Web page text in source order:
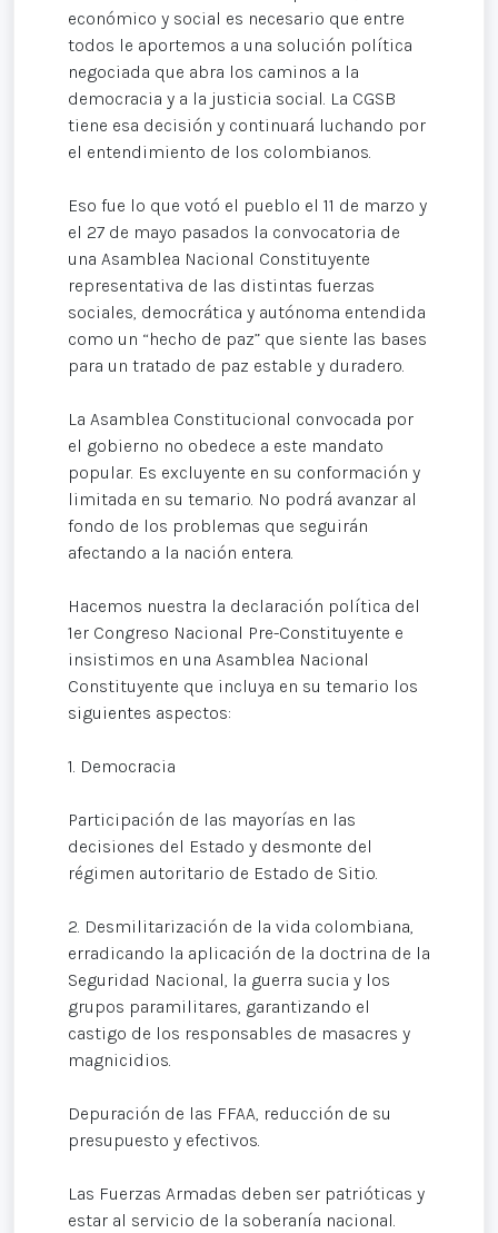
económico y social es necesario que entre
todos le aportemos a una solución política
negociada que abra los caminos a la
democracia y a la justicia social. La CGSB
tiene esa decisión y continuará luchando por
el entendimiento de los colombianos.
Eso fue lo que votó el pueblo el 11 de marzo y
el 27 de mayo pasados la convocatoria de
una Asamblea Nacional Constituyente
representativa de las distintas fuerzas
sociales, democrática y autónoma entendida
como un “hecho de paz” que siente las bases
para un tratado de paz estable y duradero.
La Asamblea Constitucional convocada por
el gobierno no obedece a este mandato
popular. Es excluyente en su conformación y
limitada en su temario. No podrá avanzar al
fondo de los problemas que seguirán
afectando a la nación entera.
Hacemos nuestra la declaración política del
1er Congreso Nacional Pre-Constituyente e
insistimos en una Asamblea Nacional
Constituyente que incluya en su temario los
siguientes aspectos:
1. Democracia
Participación de las mayorías en las
decisiones del Estado y desmonte del
régimen autoritario de Estado de Sitio.
2. Desmilitarización de la vida colombiana,
erradicando la aplicación de la doctrina de la
Seguridad Nacional, la guerra sucia y los
grupos paramilitares, garantizando el
castigo de los responsables de masacres y
magnicidios.
Depuración de las FFAA, reducción de su
presupuesto y efectivos.
Las Fuerzas Armadas deben ser patrióticas y
estar al servicio de la soberanía nacional.